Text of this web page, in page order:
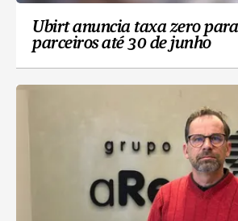
Ubirt anuncia taxa zero
parceiros até 30 de junho